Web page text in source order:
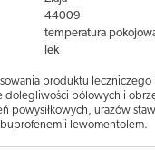
44009
temperatura
lek
produktu
dolegliwości bólowych i
powysiłkowych, urazów
i lewomentolem.